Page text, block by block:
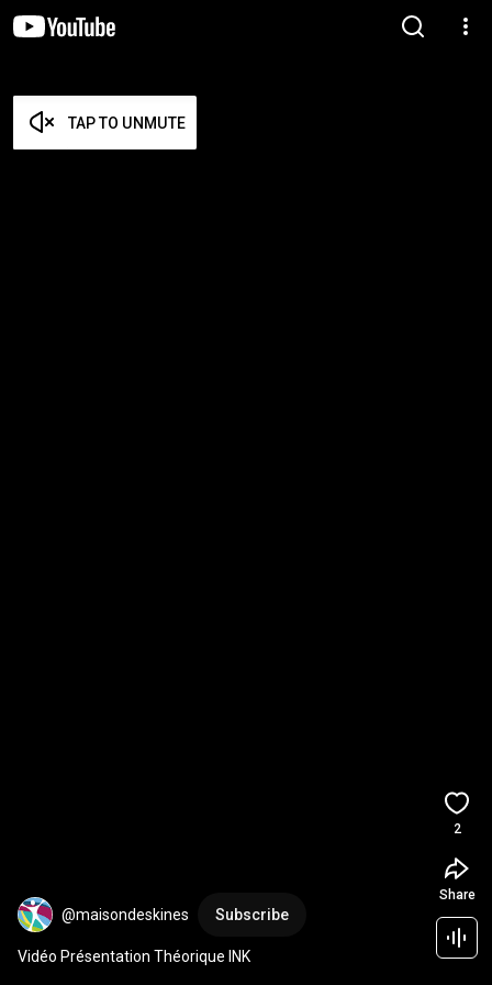
TAP TO UNMUTE
@maisondeskines Subscribe
Vidéo Présentation Théorique INK
2
Share